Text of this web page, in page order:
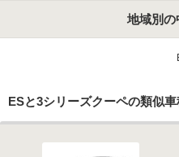
地域別の
ESと3シリーズクーペの類似